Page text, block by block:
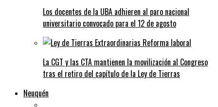
Los docentes de la UBA adhieren al paro nacional
universitario convocado para el 12 de agosto
La CGT y las CTA mantienen la movilización al Congreso
tras el retiro del capítulo de la Ley de Tierras
Neuquén